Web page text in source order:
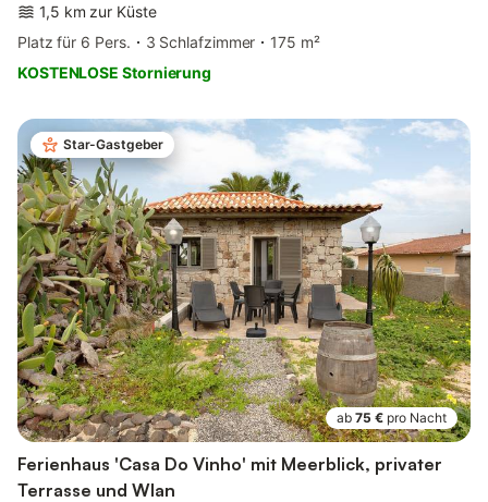
1,5 km zur Küste
Platz für 6 Pers.
3 Schlafzimmer
175 m²
KOSTENLOSE Stornierung
Star-Gastgeber
ab 75 € pro Nacht
Ferienhaus 'Casa Do Vinho' mit Meerblick, privater
Terrasse und Wlan